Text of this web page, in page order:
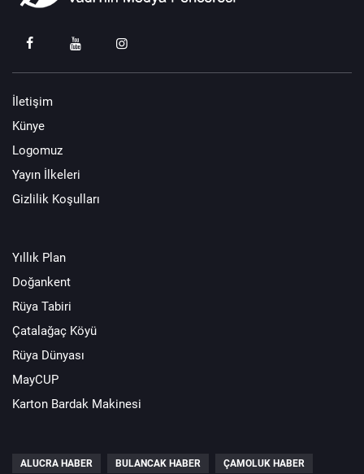
İletişim
Künye
Logomuz
Yayın İlkeleri
Gizlilik Koşulları
Yıllık Plan
Doğankent
Rüya Tabiri
Çatalağaç Köyü
Rüya Dünyası
MayCUP
Karton Bardak Makinesi
ALUCRA HABER BULANCAK HABER ÇAMOLUK HABER